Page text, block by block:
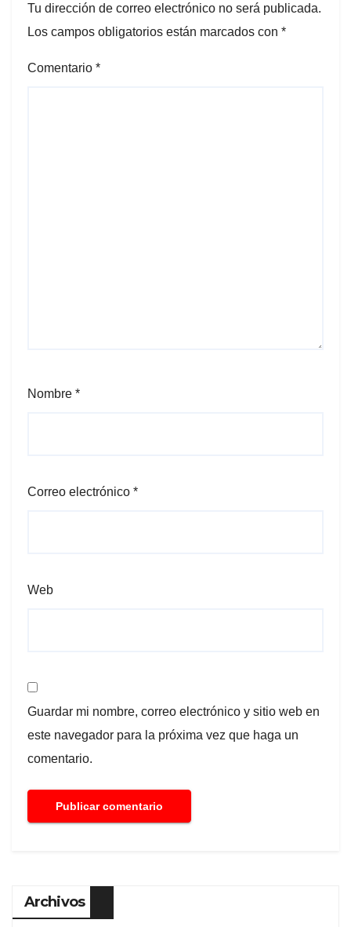
Tu dirección de correo electrónico no será publicada.
Los campos obligatorios están marcados con *
Comentario *
Nombre *
Correo electrónico *
Web
Guardar mi nombre, correo electrónico y sitio web en
este navegador para la próxima vez que haga un
comentario.
Archivos